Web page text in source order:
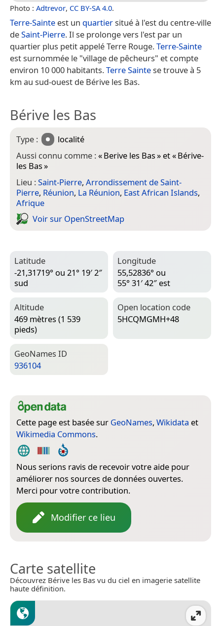
Photo : Adtrevor, CC BY-SA 4.0.
Terre-Sainte est un quartiersitué à l'est du centre-ville
deSaint-Pierre. Il se prolonge vers l'est par un
quartier plus petit appelé Terre Rouge.Terre-Sainte
est surnommée le "village de pêcheurs" et compte
environ 10 000 habitants.Terre Saintese trouve à 5
km au sud-ouest de Bérive les Bas.
Bérive les Bas
Type :
localité
Aussi connu comme :«Berive les Bas» et «Bérive-
les Bas»
Lieu :Saint-Pierre, Arrondissement de Saint-
Pierre, Réunion, La Réunion, East African Islands,
Afrique
Voir sur Open­Street­Map
Latitude
-21,31719° ou 21° 19′ 2″
sud
Longitude
55,52836° ou
55° 31′ 42″ est
Altitude
469 mètres (1 539
pieds)
Open location code
5HCQMGMH+48
Geo­Names ID
936104
Cette page est basée sur GeoNames, Wikidata et
Wikimedia Commons.
Nous serions ravis de recevoir votre aide pour
améliorer nos sources de données ouvertes.
Merci pour votre contribution.
Modifier ce lieu
Carte satellite
Découvrez Bérive les Bas vu du ciel en imagerie satellite
haute définition.